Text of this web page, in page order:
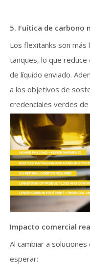
5. Fuítica de carbono
Los flexitanks son
tanques, lo que
de líquido enviado.
a los objetivos de
credenciales verdes de
Impacto comercial
Al cambiar a
esperar: